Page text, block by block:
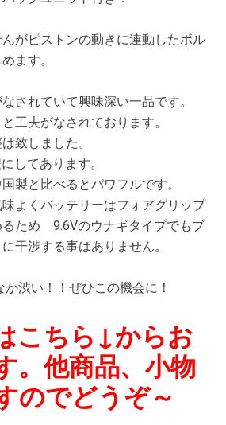
がピストンの動きに連動したボル
ます。
されていて興味深い一品です。
工夫がなされております。
致しました。
してあります。
製と比べるとパワフルです。
よくバッテリーはフォアグリップ
るため 9.6Vのウナギタイプでもブ
干渉する事はありません。
渋い！！ぜひこの機会に！
こちら↓からお
。他商品、小物
のでどうぞ～